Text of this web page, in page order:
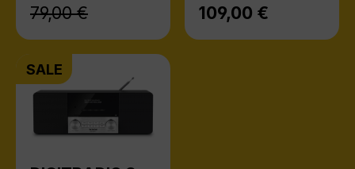
79,00 €
Regulärer Preis:
109,00 €
SALE